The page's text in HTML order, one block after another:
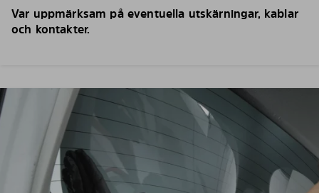
Var uppmärksam på eventuella utskärningar, kablar
och kontakter.